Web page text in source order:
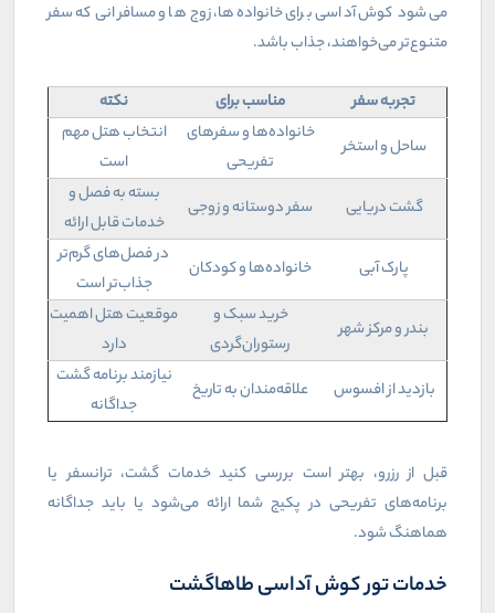
می‌شود کوش آداسی برای خانواده‌ها، زوج‌ها و مسافرانی که سفر
متنوع‌تر می‌خواهند، جذاب باشد.
تجربه سفر مناسب برای
نکته
ساحل و استخر
خانواده‌ها و سفرهای
تفریحی
انتخاب هتل مهم
است
گشت دریایی
سفر دوستانه و زوجی
بسته به فصل و
خدمات قابل ارائه
پارک آبی
خانواده‌ها و کودکان
در فصل‌های گرم‌تر
جذاب‌تر است
بندر و مرکز شهر
خرید سبک و
رستوران‌گردی
موقعیت هتل اهمیت
دارد
بازدید از افسوس
علاقه‌مندان به تاریخ
نیازمند برنامه گشت
جداگانه
قبل از رزرو، بهتر است بررسی کنید خدمات گشت، ترانسفر یا
برنامه‌های تفریحی در پکیج شما ارائه می‌شود یا باید جداگانه
هماهنگ شود.
خدمات تور کوش آداسی طاهاگشت